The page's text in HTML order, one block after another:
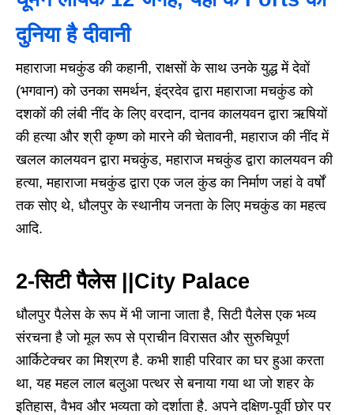
दुनिया है दीवानी
महाराजा मचकुंड की कहानी, राक्षसों के साथ उनके युद्ध में देवों
(भगवान) को उनका समर्थन, इंद्रदेव द्वारा महाराजा मचकुंड को
दशकों की लंबी नींद के लिए वरदान, दानव कालयवन द्वारा ऋषियों
की हत्या और श्री कृष्ण को मारने की चेतावनी, महाराज की नींद में
खलल कालयवन द्वारा मचकुंड, महाराज मचकुंड द्वारा कालयवन की
हत्या, महाराजा मचकुंड द्वारा एक जल कुंड का निर्माण जहां वे वर्षों
तक सोए थे, धौलपुर के स्थानीय जनता के लिए मचकुंड का महत्व
आदि.
2-सिटी पैलेस ||City Palace
धौलपुर पैलेस के रूप में भी जाना जाता है, सिटी पैलेस एक भव्य
संरचना है जो मूल रूप से प्राचीन विरासत और सुरुचिपूर्ण
आर्किटेक्चर का मिश्रण है. कभी शाही परिवार का घर हुआ करता
था, यह महल लाल बलुआ पत्थर से बनाया गया था जो शहर के
इतिहास, वैभव और भव्यता को दर्शाता है. अपने दक्षिण-पूर्वी छोर पर